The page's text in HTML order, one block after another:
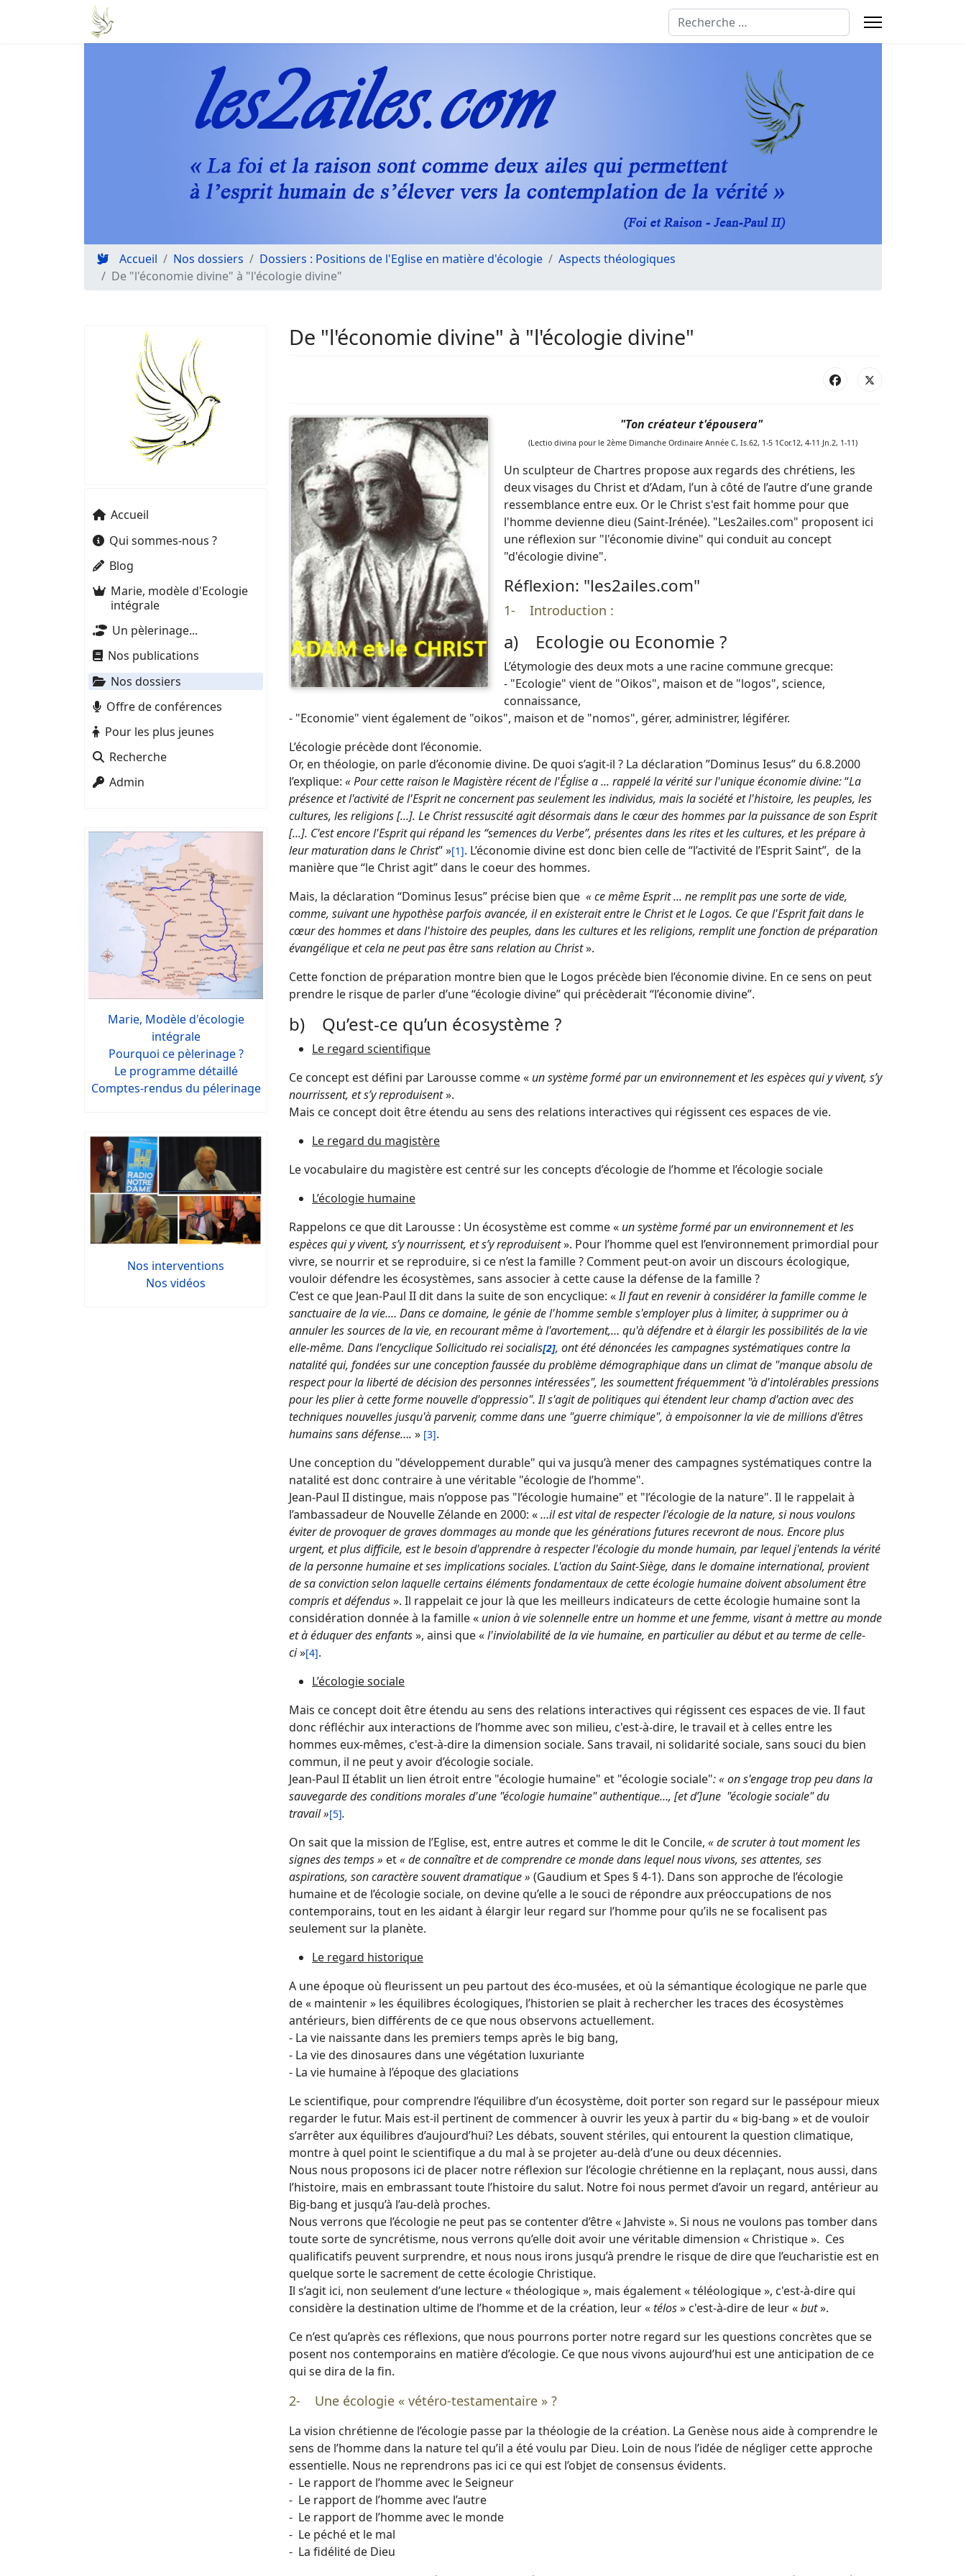
Rechercher
Accueil Nos dossiers Dossiers : Positions de l'Eglise en matière d'écologie
Aspects théologiques
De "l'économie divine" à "l'écologie divine"
Accueil
Qui sommes-nous ?
Blog
Marie, modèle d'Ecologie
intégrale
Un pèlerinage...
Nos publications
Nos dossiers
Offre de conférences
Pour les plus jeunes
Recherche
Admin
Marie, Modèle d'écologie
intégrale
Pourquoi ce pèlerinage ?
Le programme détaillé
Comptes-rendus du pélerinage
Nos interventions
Nos vidéos
De "l'économie divine" à "l'écologie divine"
"Ton créateur t'épousera"
(Lectio divina pour le 2ème Dimanche Ordinaire Année C, Is.62, 1-5 1Cor.12, 4-11 Jn.2, 1-11)
Un sculpteur de Chartres propose aux regards des chrétiens, les
deux visages du Christ et d’Adam, l’un à côté de l’autre d’une grande
ressemblance entre eux. Or le Christ s'est fait homme pour que
l'homme devienne dieu (Saint-Irénée). "Les2ailes.com" proposent ici
une réflexion sur "l'économie divine" qui conduit au concept
"d'écologie divine".
Réflexion: "les2ailes.com"
1- Introduction :
a) Ecologie ou Economie ?
L’étymologie des deux mots a une racine commune grecque:
- "Ecologie" vient de "Oikos", maison et de "logos", science,
connaissance,
- "Economie" vient également de "oikos", maison et de "nomos", gérer, administrer, légiférer.
L’écologie précède dont l’économie.
Or, en théologie, on parle d’économie divine. De quoi s’agit-il ? La déclaration ”Dominus Iesus” du 6.8.2000
l’explique: « Pour cette raison le Magistère récent de l'Église a ... rappelé la vérité sur l'unique économie divine:“La
présence et l'activité de l'Esprit ne concernent pas seulement les individus, mais la société et l'histoire, les peuples, les
cultures, les religions [...]. Le Christ ressuscité agit désormais dans le cœur des hommes par la puissance de son Esprit
[...]. C'est encore l'Esprit qui répand les “semences du Verbe”, présentes dans les rites et les cultures, et les prépare à
leur maturation dans le Christ” »[1]. L’économie divine est donc bien celle de “l’activité de l’Esprit Saint”, de la
manière que “le Christ agit” dans le coeur des hommes.
Mais, la déclaration “Dominus Iesus” précise bien que « ce même Esprit ... ne remplit pas une sorte de vide,
comme, suivant une hypothèse parfois avancée, il en existerait entre le Christ et le Logos. Ce que l'Esprit fait dans le
cœur des hommes et dans l'histoire des peuples, dans les cultures et les religions, remplit une fonction de préparation
évangélique et cela ne peut pas être sans relation au Christ».
Cette fonction de préparation montre bien que le Logos précède bien l’économie divine. En ce sens on peut
prendre le risque de parler d’une “écologie divine” qui précèderait “l’économie divine”.
b) Qu’est-ce qu’un écosystème ?
Le regard scientifique
Ce concept est défini par Larousse comme « un système formé par un environnement et les espèces qui y vivent, s’y
nourrissent, et s’y reproduisent».
Mais ce concept doit être étendu au sens des relations interactives qui régissent ces espaces de vie.
Le regard du magistère
Le vocabulaire du magistère est centré sur les concepts d’écologie de l’homme et l’écologie sociale
L’écologie humaine
Rappelons ce que dit Larousse : Un écosystème est comme « un système formé par un environnement et les
espèces qui y vivent, s’y nourrissent, et s’y reproduisent». Pour l’homme quel est l’environnement primordial pour
vivre, se nourrir et se reproduire, si ce n’est la famille ? Comment peut-on avoir un discours écologique,
vouloir défendre les écosystèmes, sans associer à cette cause la défense de la famille ?
C’est ce que Jean-Paul II dit dans la suite de son encyclique: «Il faut en revenir à considérer la famille comme le
sanctuaire de la vie.… Dans ce domaine, le génie de l'homme semble s'employer plus à limiter, à supprimer ou à
annuler les sources de la vie, en recourant même à l'avortement,… qu'à défendre et à élargir les possibilités de la vie
elle-même. Dans l'encyclique Sollicitudo rei socialis[2], ont été dénoncées les campagnes systématiques contre la
natalité qui, fondées sur une conception faussée du problème démographique dans un climat de "manque absolu de
respect pour la liberté de décision des personnes intéressées", les soumettent fréquemment "à d'intolérables pressions
pour les plier à cette forme nouvelle d'oppressio". Il s'agit de politiques qui étendent leur champ d'action avec des
techniques nouvelles jusqu'à parvenir, comme dans une "guerre chimique", à empoisonner la vie de millions d'êtres
humains sans défense…. » [3].
Une conception du "développement durable" qui va jusqu’à mener des campagnes systématiques contre la
natalité est donc contraire à une véritable "écologie de l’homme".
Jean-Paul II distingue, mais n’oppose pas "l’écologie humaine" et "l’écologie de la nature". Il le rappelait à
l’ambassadeur de Nouvelle Zélande en 2000: «…il est vital de respecter l'écologie de la nature, si nous voulons
éviter de provoquer de graves dommages au monde que les générations futures recevront de nous. Encore plus
urgent, et plus difficile, est le besoin d'apprendre à respecter l'écologie du monde humain, par lequel j'entends la vérité
de la personne humaine et ses implications sociales. L'action du Saint-Siège, dans le domaine international, provient
de sa conviction selon laquelle certains éléments fondamentaux de cette écologie humaine doivent absolument être
compris et défendus». Il rappelait ce jour là que les meilleurs indicateurs de cette écologie humaine sont la
considération donnée à la famille « union à vie solennelle entre un homme et une femme, visant à mettre au monde
et à éduquer des enfants», ainsi que «l'inviolabilité de la vie humaine, en particulier au début et au terme de celle-
ci»[4].
L’écologie sociale
Mais ce concept doit être étendu au sens des relations interactives qui régissent ces espaces de vie. Il faut
donc réfléchir aux interactions de l’homme avec son milieu, c'est-à-dire, le travail et à celles entre les
hommes eux-mêmes, c'est-à-dire la dimension sociale. Sans travail, ni solidarité sociale, sans souci du bien
commun, il ne peut y avoir d’écologie sociale.
Jean-Paul II établit un lien étroit entre "écologie humaine" et "écologie sociale": « on s'engage trop peu dans la
sauvegarde des conditions morales d'une "écologie humaine" authentique…, [et d’]une "écologie sociale" du
travail »[5].
On sait que la mission de l’Eglise, est, entre autres et comme le dit le Concile, « de scruter à tout moment les
signes des temps » et« de connaître et de comprendre ce monde dans lequel nous vivons, ses attentes, ses
aspirations, son caractère souvent dramatique » (Gaudium et Spes § 4-1). Dans son approche de l’écologie
humaine et de l’écologie sociale, on devine qu’elle a le souci de répondre aux préoccupations de nos
contemporains, tout en les aidant à élargir leur regard sur l’homme pour qu’ils ne se focalisent pas
seulement sur la planète.
Le regard historique
A une époque où fleurissent un peu partout des éco-musées, et où la sémantique écologique ne parle que
de « maintenir » les équilibres écologiques, l’historien se plait à rechercher les traces des écosystèmes
antérieurs, bien différents de ce que nous observons actuellement.
- La vie naissante dans les premiers temps après le big bang,
- La vie des dinosaures dans une végétation luxuriante
- La vie humaine à l’époque des glaciations
Le scientifique, pour comprendre l’équilibre d’un écosystème, doit porter son regard sur le passépour mieux
regarder le futur. Mais est-il pertinent de commencer à ouvrir les yeux à partir du « big-bang » et de vouloir
s’arrêter aux équilibres d’aujourd’hui? Les débats, souvent stériles, qui entourent la question climatique,
montre à quel point le scientifique a du mal à se projeter au-delà d’une ou deux décennies.
Nous nous proposons ici de placer notre réflexion sur l’écologie chrétienne en la replaçant, nous aussi, dans
l’histoire, mais en embrassant toute l’histoire du salut. Notre foi nous permet d’avoir un regard, antérieur au
Big-bang et jusqu’à l’au-delà proches.
Nous verrons que l’écologie ne peut pas se contenter d’être « Jahviste ». Si nous ne voulons pas tomber dans
toute sorte de syncrétisme, nous verrons qu’elle doit avoir une véritable dimension « Christique ». Ces
qualificatifs peuvent surprendre, et nous nous irons jusqu’à prendre le risque de dire que l’eucharistie est en
quelque sorte le sacrement de cette écologie Christique.
Il s’agit ici, non seulement d’une lecture « théologique », mais également « téléologique », c'est-à-dire qui
considère la destination ultime de l’homme et de la création, leur « télos» c'est-à-dire de leur «but».
Ce n’est qu’après ces réflexions, que nous pourrons porter notre regard sur les questions concrètes que se
posent nos contemporains en matière d’écologie. Ce que nous vivons aujourd’hui est une anticipation de ce
qui se dira de la fin.
2- Une écologie « vétéro-testamentaire » ?
La vision chrétienne de l’écologie passe par la théologie de la création. La Genèse nous aide à comprendre le
sens de l’homme dans la nature tel qu’il a été voulu par Dieu. Loin de nous l’idée de négliger cette approche
essentielle. Nous ne reprendrons pas ici ce qui est l’objet de consensus évidents.
- Le rapport de l’homme avec le Seigneur
- Le rapport de l’homme avec l’autre
- Le rapport de l’homme avec le monde
- Le péché et le mal
- La fidélité de Dieu